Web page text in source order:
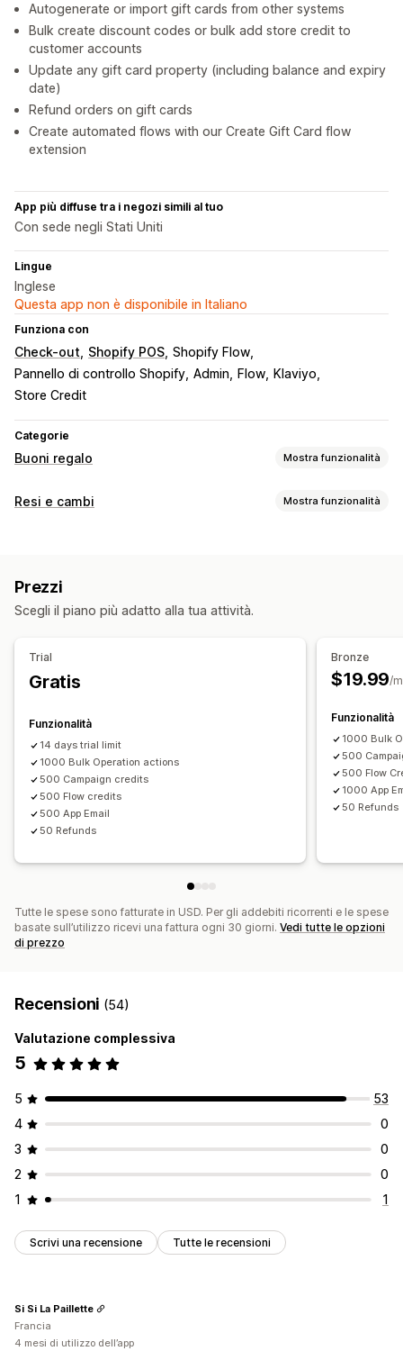
Autogenerate or import gift cards from other systems
Bulk create discount codes or bulk add store credit to
customer accounts
Update any gift card property (including balance and expiry
date)
Refund orders on gift cards
Create automated flows with our Create Gift Card flow
extension
App più diffuse tra i negozi simili al tuo
Con sede negli Stati Uniti
Lingue
Inglese
Questa app non è disponibile in Italiano
Funziona con
Check-out Shopify POS Shopify Flow
Pannello di controllo Shopify Admin Flow
Klaviyo
Store Credit
Categorie
Buoni regalo Mostra funzionalità
Tipi di carta
Personalizzazione
Importi personalizzati
Design personalizzato
Messaggi per i regali
Promemoria
Importo del buono regalo
Invio in blocco
Consegna programmata
Resi e cambi Mostra funzionalità
Credito in negozio
Prezzi
Scegli il piano più adatto alla tua attività.
Trial
Gratis
Funzionalità
14 days trial limit
1000 Bulk Operation actions
500 Campaign credits
500 Flow credits
500 App Email
50 Refunds
Bronze
$19.99/
Funzionalità
1000 Bulk
500
500 Flow
1000 App
50 Refunds
Tutte le spese sono fatturate in USD. Per gli addebiti ricorrenti e le spese
basate sull’utilizzo ricevi una fattura ogni 30 giorni. Vedi tutte le opzioni
di prezzo
Recensioni (54)
Valutazione complessiva
5
5
53
4
0
3
0
2
0
1
1
Scrivi una recensione Tutte le recensioni
Si Si La Paillette
Francia
4 mesi di utilizzo dell’app